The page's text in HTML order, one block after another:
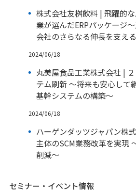
株式会社友桝飲料 | 飛躍的
業が選んだERPパッケージ
会社のさらなる伸長を支え
2024/06/18
丸美屋食品工業株式会社 |
テム刷新 ～将来も安心して
基幹システムの構築～
2024/06/18
ハーゲンダッツジャパン株
主体のSCM業務改革を実現
削減～
セミナー・イベント情報